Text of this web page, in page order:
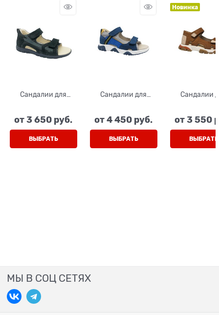
Сандалии для
липучках
от3 650 руб.
ВЫБРАТЬ
Сандалии для
липучках
от4 450 руб.
ВЫБРАТЬ
Новинка
Сандалии
бежевый,
липучках
от3 550
ВЫБРАТЬ
МЫ В СОЦ СЕТЯХ